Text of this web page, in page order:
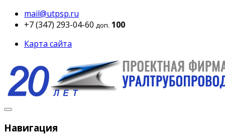
mail@utpsp.ru
+7 (347) 293-04-60 доп. 100
Карта сайта
Навигация